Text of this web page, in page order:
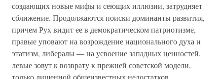
создающих новые мифы и сеющих иллюзии, затрудняет
сближение. Продолжаются поиски доминанты развития,
причем Рух видит ее в демократическом патриотизме,
правые уповают на возрождение национального духа и
этатизм, либералы — на усвоение западных ценностей,
левые зовут к возврату к прежней советской модели,
только лишенной общеизвестных недостатков.